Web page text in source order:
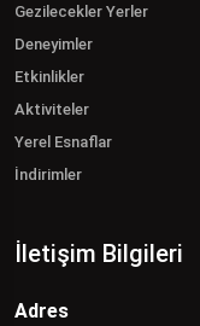
Gezilecekler Yerler
Deneyimler
Etkinlikler
Aktiviteler
Yerel Esnaflar
İndirimler
İletişim Bilgileri
Adres